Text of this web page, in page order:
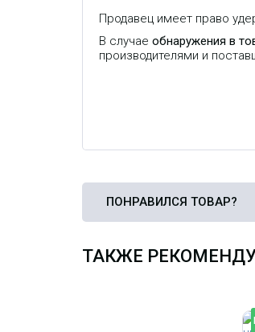
Продавец имеет право
В случае обнаружения в
производителями и
ПОНРАВИЛСЯ ТОВАР?
ТАКЖЕ